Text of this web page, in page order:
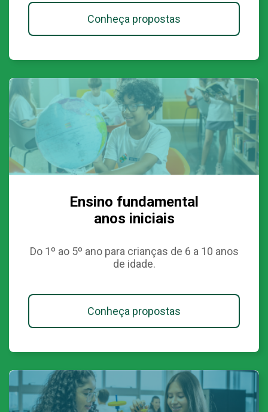
Conheça propostas
Ensino fundamental
anos iniciais
Do 1º ao 5º ano para crianças de 6 a 10 anos
de idade.
Conheça propostas